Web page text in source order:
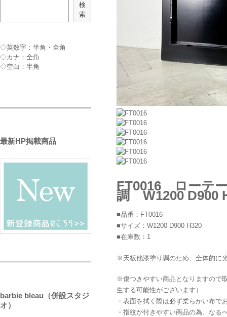
FT0016 ローテ
調 W1200 D900
■品番：FT0016
■サイズ：W1200 D900 H320
■在庫数：1
※天板他漆塗り調のため、全体的に
※傷つきやすい商品となりますので
生する可能性がございます）
・表面を拭く際は必ず柔らかい布で
・指紋が付きやすい商品の為、なる
検
索
◇英数字：半角・全角
◇カナ：全角
◇空白：半角
最新HP掲載商品
barbie bleau（併設スタジ
オ）